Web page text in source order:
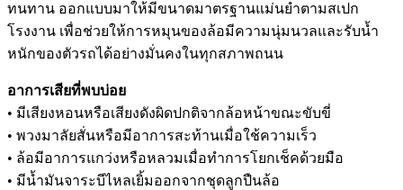
ทนทาน ออกแบบมาให้มีขนาดมาตรฐานแม่นยำตามสเปก
โรงงาน เพื่อช่วยให้การหมุนของล้อมีความนุ่มนวลและรับน้ำ
หนักของตัวรถได้อย่างมั่นคงในทุกสภาพถนน
อาการเสียที่พบบ่อย
• มีเสียงหอนหรือเสียงดังผิดปกติจากล้อหน้าขณะขับขี่
• พวงมาลัยสั่นหรือมีอาการสะท้านเมื่อใช้ความเร็ว
• ล้อมีอาการแกว่งหรือหลวมเมื่อทำการโยกเช็คด้วยมือ
• มีน้ำมันจาระบีไหลเยิ้มออกจากชุดลูกปืนล้อ